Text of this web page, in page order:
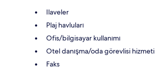
Ilaveler
Plaj havluları
Ofis/bilgisayar kullanımı
Otel danışma/oda görevlisi hizmeti
Faks